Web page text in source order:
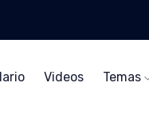
Videos Temas